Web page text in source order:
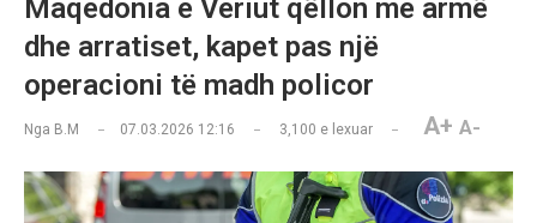
Maqedonia e Veriut qëllon me armë
dhe arratiset, kapet pas një
operacioni të madh policor
Nga B.M 07.03.2026 12:16 3,100 e lexuar A+ A-